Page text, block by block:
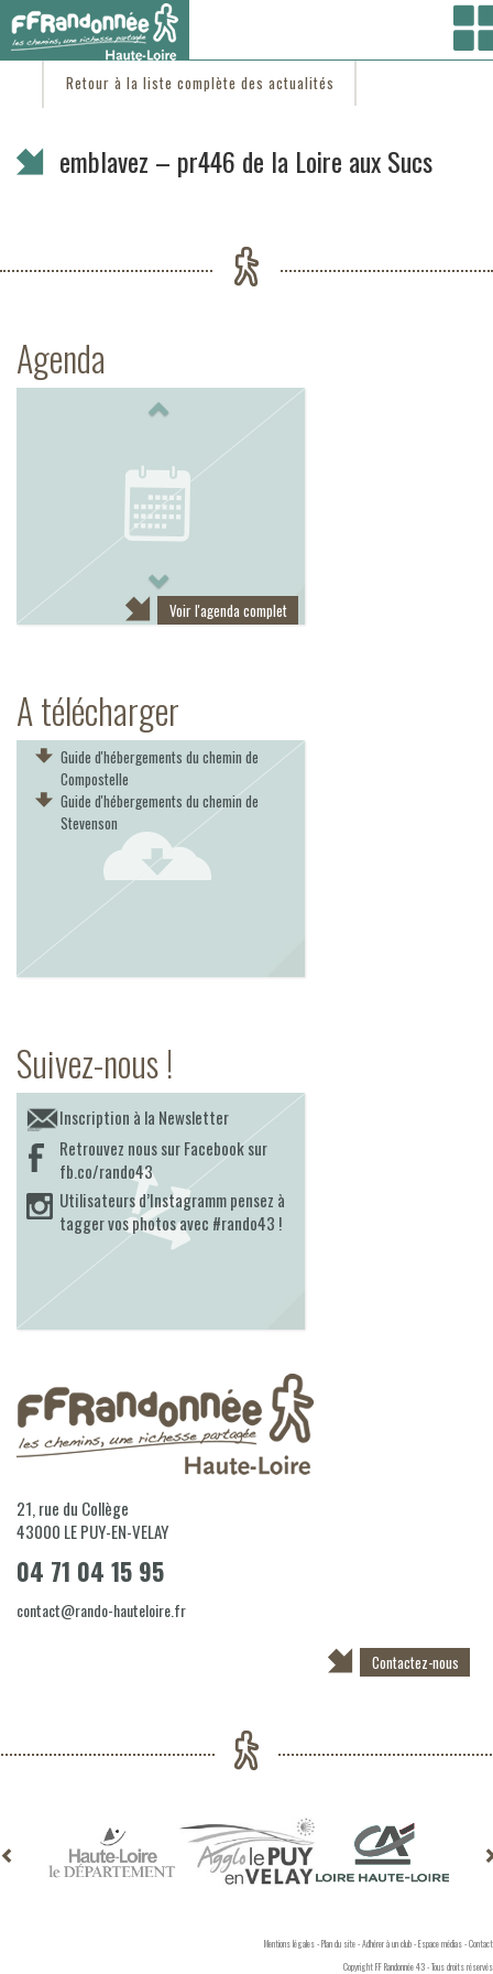
Vous êtes ici :Accueil/C'est d'actu
Retour à la liste complète des actualités
emblavez – pr446 de la Loire aux Sucs
Agenda
Voir l'agenda complet
A télécharger
Guide d'hébergements du chemin de
Compostelle
Guide d'hébergements du chemin de
Stevenson
Suivez-nous !
Inscription à la Newsletter
Retrouvez nous sur Facebook sur
fb.co/rando43
Utilisateurs d’Instagramm pensez à
tagger vos photos avec #rando43 !
21, rue du Collège
43000 LE PUY-EN-VELAY
04 71 04 15 95
contact@rando-hauteloire.fr
Contactez-nous
Mentions légales-Plan du site-Adhérer à un club-Espace médias-Contact
Copyright FF Randonnée 43 - Tous droits réservés